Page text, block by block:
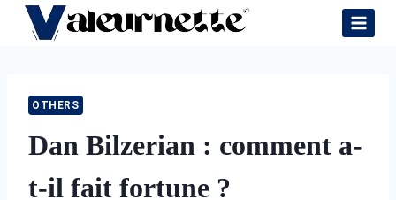
Skip
OTHERS
Dan Bilzerian : comment a-
t-il fait fortune ?